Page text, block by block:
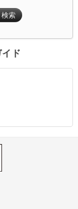
検索
ド